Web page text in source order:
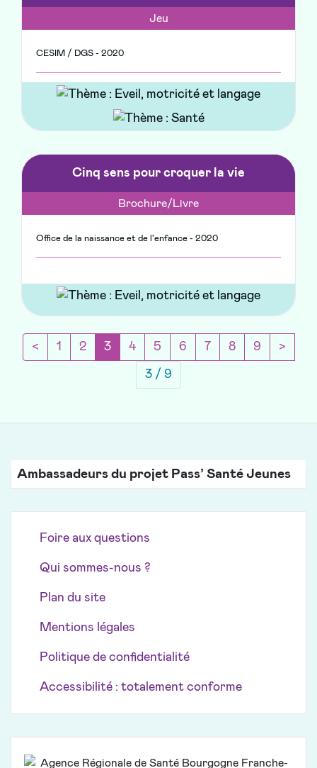
Jeu
CESIM / DGS - 2020
Cinq sens pour croquer la vie
Brochure/Livre
Office de la naissance et de l'enfance - 2020
<Page précédente
1 2 3(current)
4 5 6 7 8 9 >Page
3 / 9
Ambassadeurs du projet Pass’ Santé Jeunes
Foire aux questions
Qui sommes-nous ?
Plan du site
Mentions légales
Politique de confidentialité
Accessibilité : totalement conforme